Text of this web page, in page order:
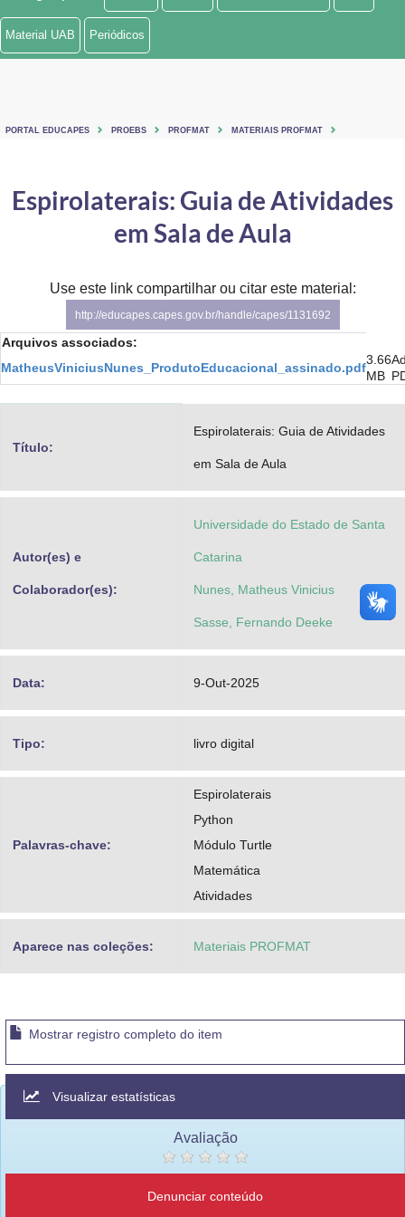
Ministério de Minas e Energia
Secretaria-Geral
Secretaria de Governo
Gabinete de Segurança Institucional
Material UAB Periódicos
PORTAL EDUCAPES PROEBS PROFMAT MATERIAIS PROFMAT
Espirolaterais: Guia de Atividades
em Sala de Aula
Use este link compartilhar ou citar este material:
http://educapes.capes.gov.br/handle/capes/1131692
Arquivos associados:
MatheusViniciusNunes_ProdutoEducacional_assinado.pdf
3.66
MB
Título:
Espirolaterais: Guia de Atividades
em Sala de Aula
Autor(es) e
Colaborador(es):
Universidade do Estado de Santa
Catarina
Nunes, Matheus Vinicius
Sasse, Fernando Deeke
Data: 9-Out-2025
Tipo: livro digital
Palavras-chave:
Espirolaterais
Python
Módulo Turtle
Matemática
Atividades
Aparece nas coleções: Materiais PROFMAT
Mostrar registro completo do item
Visualizar estatísticas
Avaliação
Denunciar conteúdo